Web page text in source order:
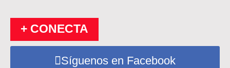
+ CONECTA
Síguenos en Facebook